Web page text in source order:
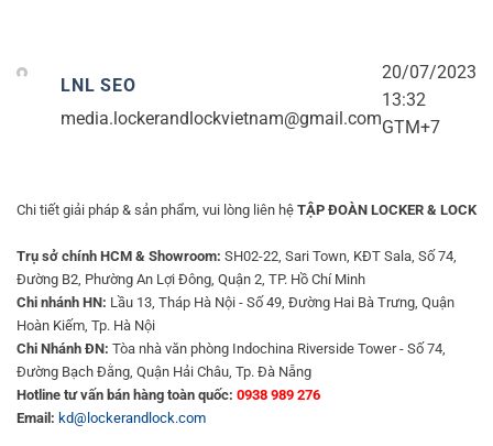
LNL SEO
media.lockerandlockvietnam@gmail.com
20/07/2023
13:32
GTM+7
Chi tiết giải pháp & sản phẩm, vui lòng liên hệ TẬP ĐOÀN LOCKER & LOCK
Trụ sở chính HCM & Showroom: SH02-22, Sari Town, KĐT Sala, Số 74,
Đường B2, Phường An Lợi Đông, Quận 2, TP. Hồ Chí Minh
Chi nhánh HN: Lầu 13, Tháp Hà Nội - Số 49, Đường Hai Bà Trưng, Quận
Hoàn Kiếm, Tp. Hà Nội
Chi Nhánh ĐN: Tòa nhà văn phòng Indochina Riverside Tower - Số 74,
Đường Bạch Đằng, Quận Hải Châu, Tp. Đà Nẵng
Hotline tư vấn bán hàng toàn quốc: 0938 989 276
Email: kd@lockerandlock.com